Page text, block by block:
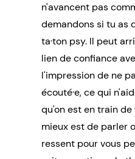
n'avancent pas
demandons si tu as
ta·ton psy. Il peut
lien de confiance
l'impression de ne
écouté·e, ce qui
qu'on est en train
mieux est de parler
ressent pour vous